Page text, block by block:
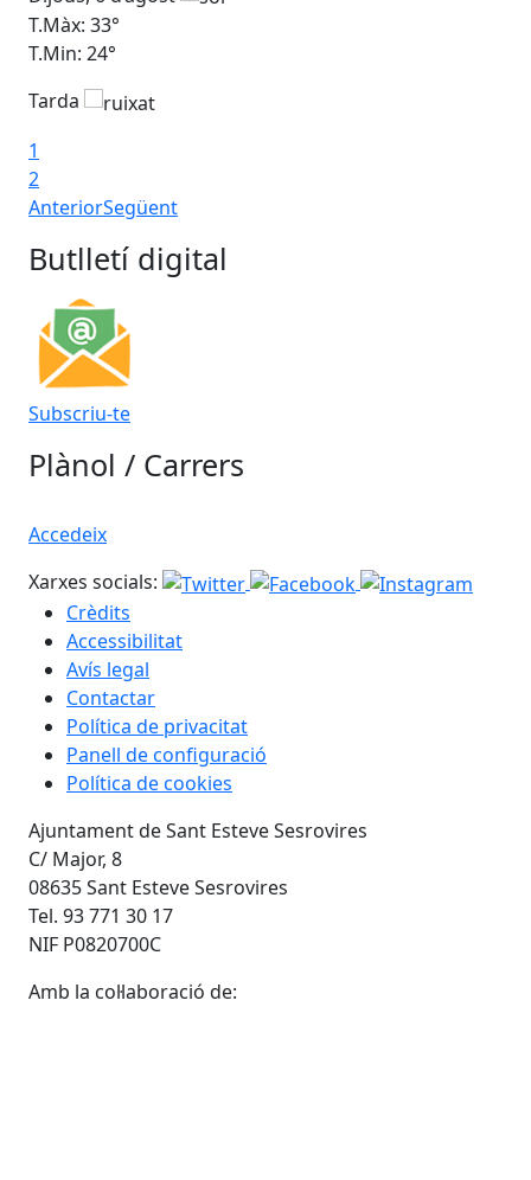
T.Màx: 33°
T.Min: 24°
Tarda
1
2
AnteriorSegüent
Butlletí digital
Subscriu-te
Plànol / Carrers
Accedeix
Xarxes socials:
Crèdits
Accessibilitat
Avís legal
Contactar
Política de privacitat
Panell de configuració
Política de cookies
Ajuntament de Sant Esteve Sesrovires
C/ Major, 8
08635 Sant Esteve Sesrovires
Tel. 93 771 30 17
NIF P0820700C
Amb la col·laboració de: